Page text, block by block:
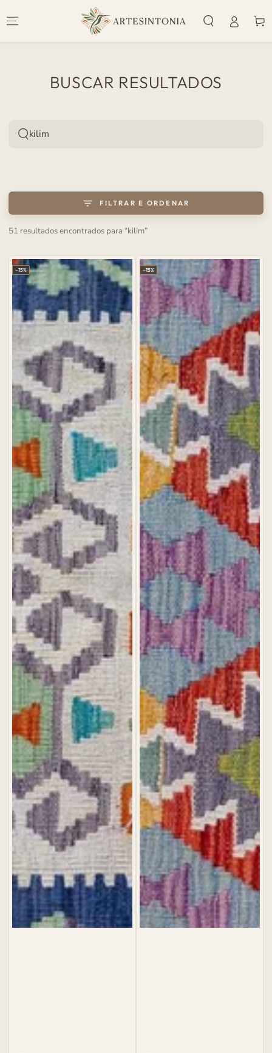
CONTEÚDO
BUSCAR RESULTADOS
Pesquise
FILTRAR E ORDENAR
51 resultados encontrados para “kilim”
–15% –15%